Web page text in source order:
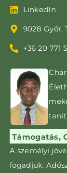
LinkedIn
9028 Győr,
+36 20 771
Támogatás,
A személyi
fogadjuk.